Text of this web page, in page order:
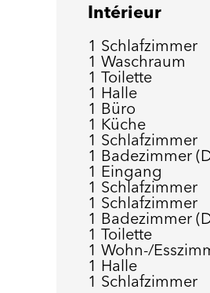
Intérieur
1 Schlafzimmer
1 Waschraum
1 Toilette
1 Halle
1 Büro
1 Küche
1 Schlafzimmer
1 Badezimmer
1 Eingang
1 Schlafzimmer
1 Schlafzimmer
1 Badezimmer
1 Toilette
1 Wohn-/
1 Halle
1 Schlafzimmer